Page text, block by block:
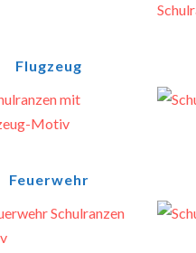
Flugzeug
Feuerwehr